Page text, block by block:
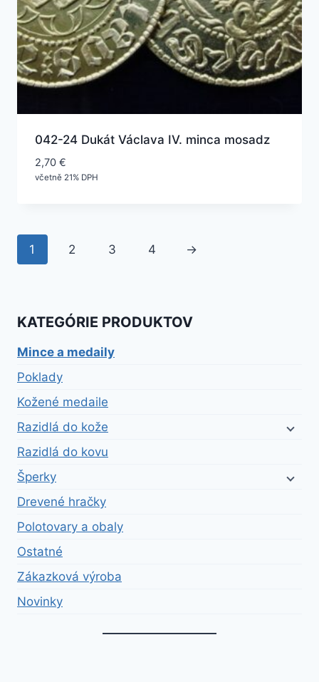
042-24 Dukát Václava IV. minca mosadz
2,70 €
včetně 21% DPH
1 2 3 4 →
KATEGÓRIE PRODUKTOV
Mince a medaily
Poklady
Kožené medaile
Razidlá do kože
Razidlá do kovu
Šperky
Drevené hračky
Polotovary a obaly
Ostatné
Zákazková výroba
Novinky